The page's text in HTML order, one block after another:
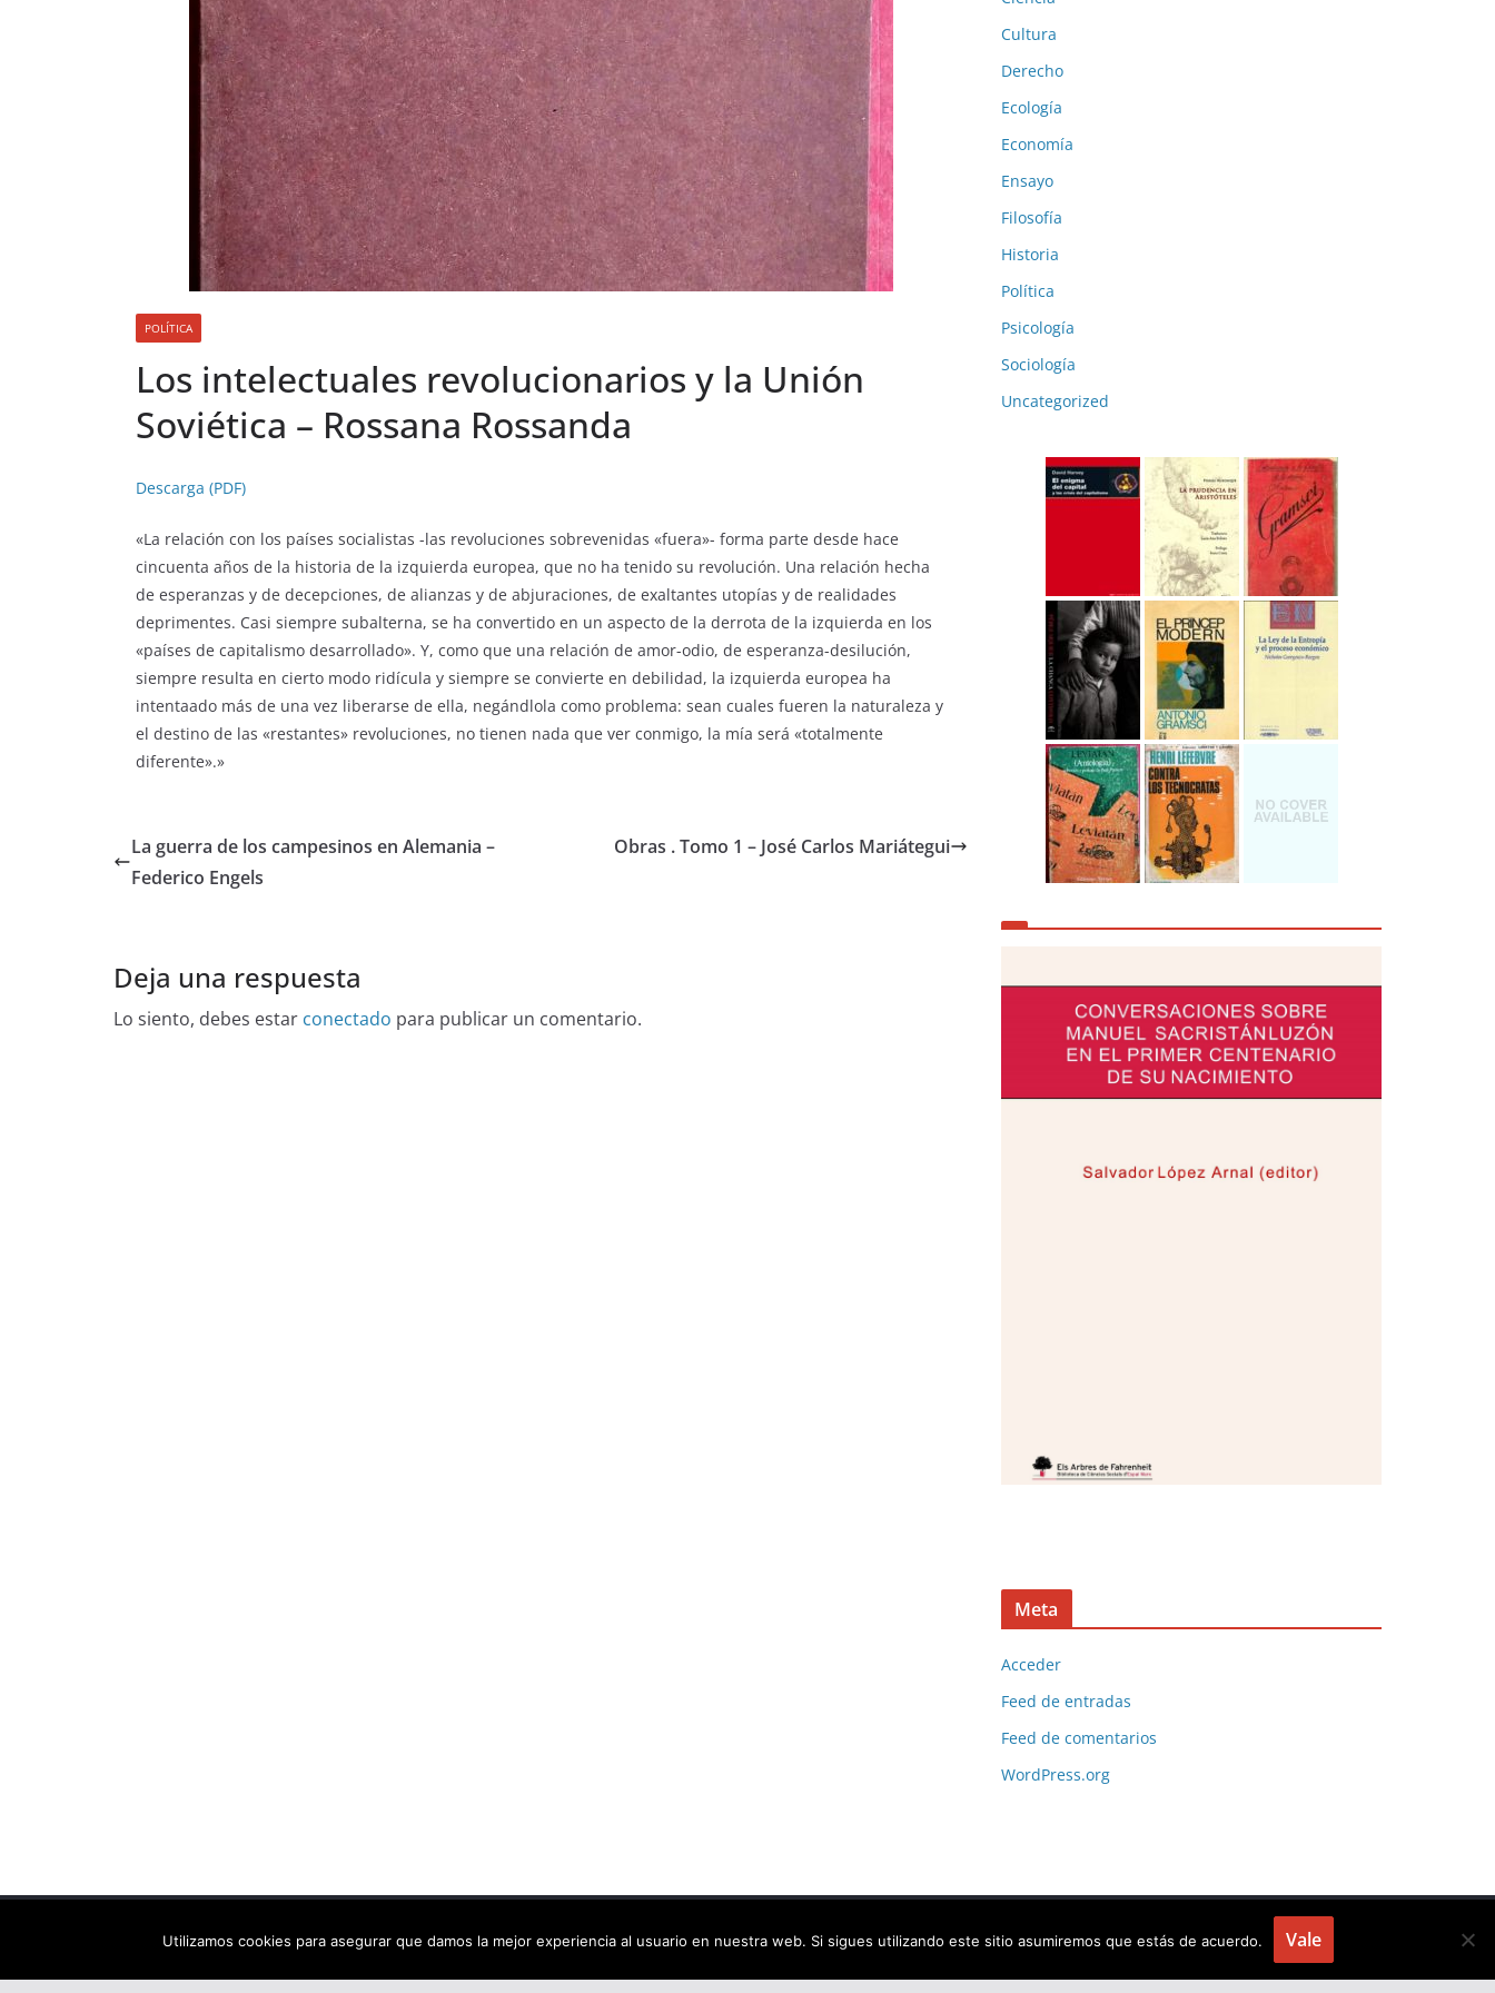
POLÍTICA
Los intelectuales revolucionarios y la Unión
Soviética – Rossana Rossanda
Descarga (PDF)
«La relación con los países socialistas -las revoluciones sobrevenidas «fuera»- forma parte desde hace
cincuenta años de la historia de la izquierda europea, que no ha tenido su revolución. Una relación hecha
de esperanzas y de decepciones, de alianzas y de abjuraciones, de exaltantes utopías y de realidades
deprimentes. Casi siempre subalterna, se ha convertido en un aspecto de la derrota de la izquierda en los
«países de capitalismo desarrollado». Y, como que una relación de amor-odio, de esperanza-desilución,
siempre resulta en cierto modo ridícula y siempre se convierte en debilidad, la izquierda europea ha
intentaado más de una vez liberarse de ella, negándlola como problema: sean cuales fueren la naturaleza y
el destino de las «restantes» revoluciones, no tienen nada que ver conmigo, la mía será «totalmente
diferente».»
La guerra de los campesinos en Alemania –
Federico Engels
Obras . Tomo 1 – José Carlos Mariátegui
Deja una respuesta
Lo siento, debes estar conectado para publicar un comentario.
Cultura
Derecho
Ecología
Economía
Ensayo
Filosofía
Historia
Política
Psicología
Sociología
Uncategorized
Meta
Acceder
Feed de entradas
Feed de comentarios
WordPress.org
Copyright © 2026 Els arbres de Fahrenheit: biblioteca virtual
. Todos los derechos reservados.
Utilizamos cookies para asegurar que damos la mejor experiencia al usuario en nuestra web. Si sigues utilizando este sitio asumiremos que estás de acuerdo. Vale